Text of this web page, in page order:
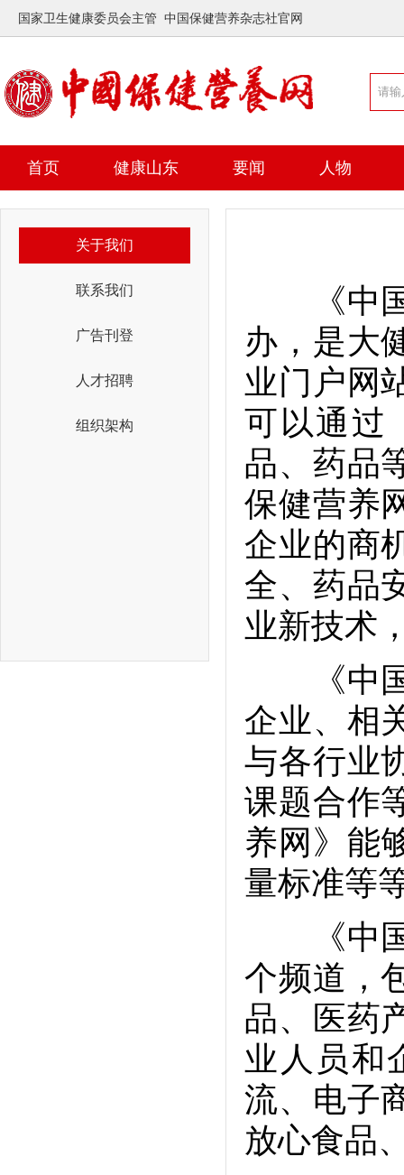
国家卫生健康委员会主管 中国保健营养杂志社官网
首页 健康山东 要闻 人物
关于我们
联系我们
广告刊登
人才招聘
组织架构
《中国
办，是大
业门户网
可以通过
品、药品
保健营养
企业的商
全、药品
业新技术
《中国
企业、相
与各行业
课题合作
养网》能
量标准等
《中国
个频道，
品、医药
业人员和
流、电子
放心食品